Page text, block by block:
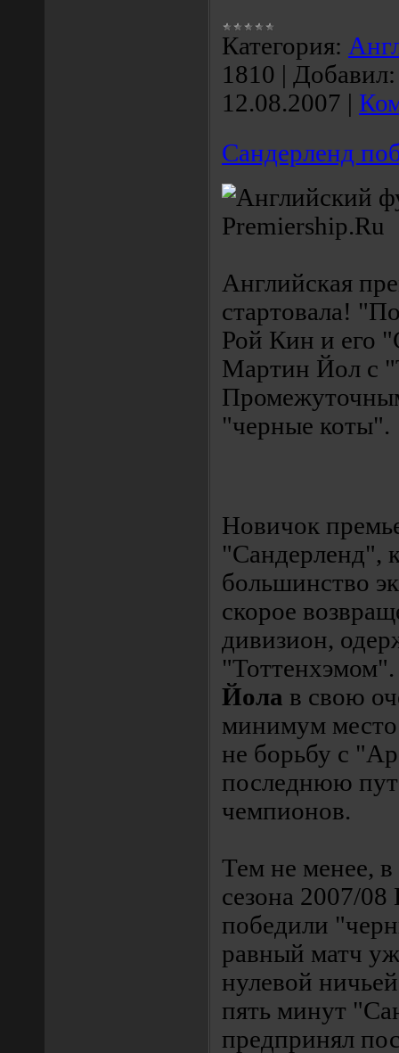
Категория:
1810 | Добавил:
12.08.2007 |
Cандерленд
Английская
стартовала!
Рой Кин и его
Мартин Йол с
"черные коты".
Новичок
"Сандерленд",
большинство
скорое
дивизион,
Йола в свою
минимум
не борьбу с
последнюю
чемпионов.
Тем не менее,
сезона 2007/
победили
равный матч
нулевой
пять минут
предпринял